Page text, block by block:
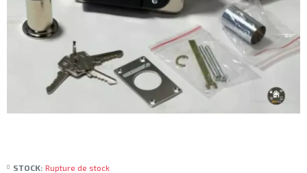
STOCK: Rupture de stock